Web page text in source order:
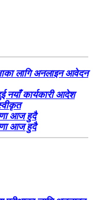
लागि अनलाइन आवेदन
नयाँ कार्यकारी आदेश
आज हुदै
आज हुदै